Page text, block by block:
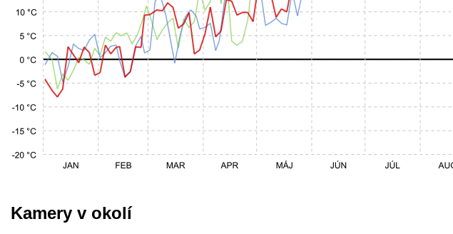
Kamery v okolí